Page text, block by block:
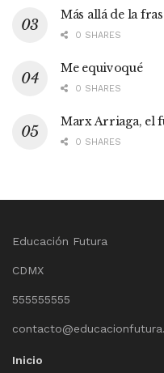
Más allá de la
0 SHARES
Me equivoqué
0 SHARES
Marx Arriaga, el
0 SHARES
Educación Futura
CDMX
555555555
Inicio